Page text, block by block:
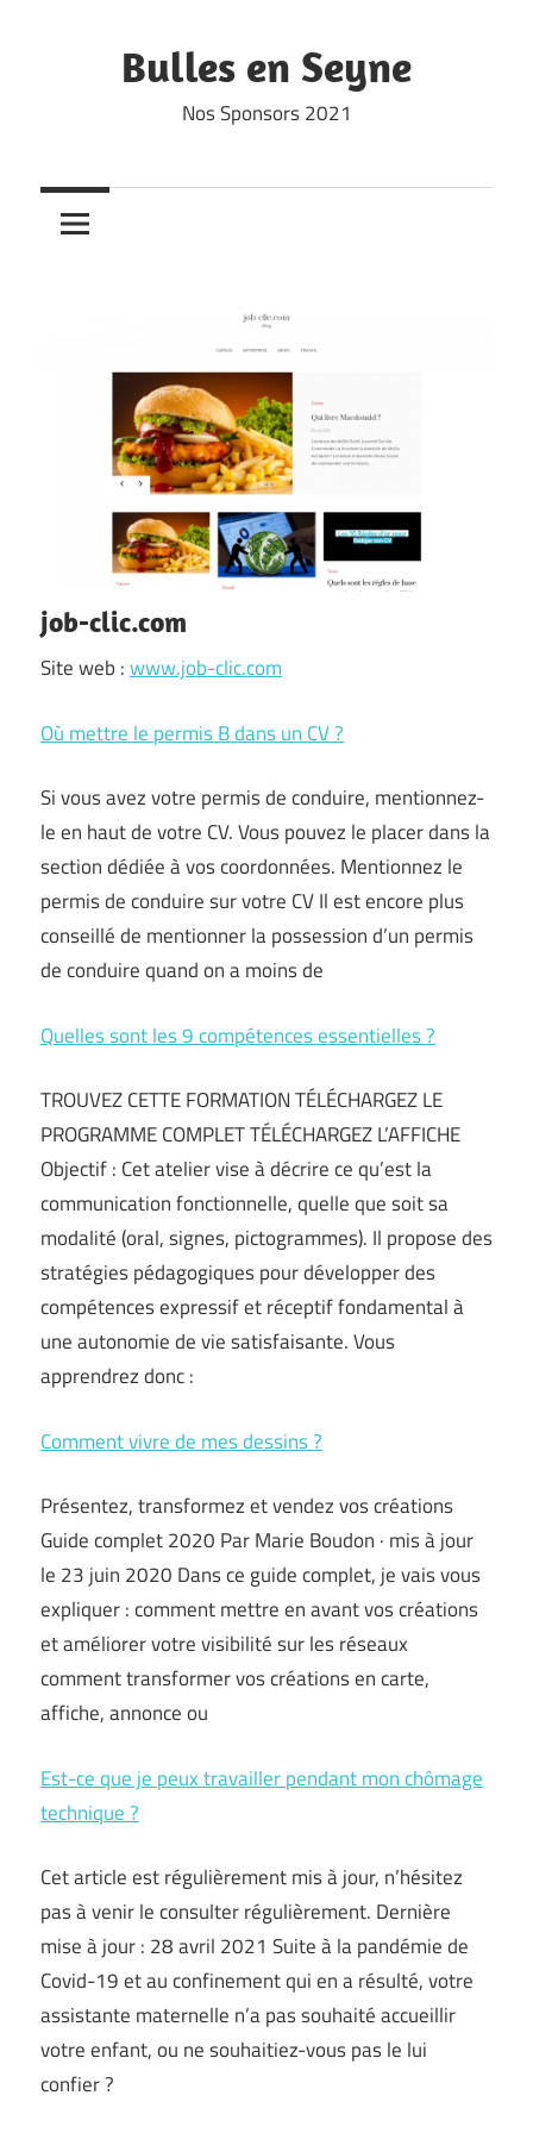
Bulles en Seyne
Nos Sponsors 2021
job-clic.com
Site web :www.job-clic.com
Où mettre le permis B dans un CV ?
Si vous avez votre permis de conduire, mentionnez-
le en haut de votre CV. Vous pouvez le placer dans la
section dédiée à vos coordonnées. Mentionnez le
permis de conduire sur votre CV Il est encore plus
conseillé de mentionner la possession d’un permis
de conduire quand on a moins de
Quelles sont les 9 compétences essentielles ?
TROUVEZ CETTE FORMATION TÉLÉCHARGEZ LE
PROGRAMME COMPLET TÉLÉCHARGEZ L’AFFICHE
Objectif : Cet atelier vise à décrire ce qu’est la
communication fonctionnelle, quelle que soit sa
modalité (oral, signes, pictogrammes). Il propose des
stratégies pédagogiques pour développer des
compétences expressif et réceptif fondamental à
une autonomie de vie satisfaisante. Vous
apprendrez donc :
Comment vivre de mes dessins ?
Présentez, transformez et vendez vos créations
Guide complet 2020 Par Marie Boudon · mis à jour
le 23 juin 2020 Dans ce guide complet, je vais vous
expliquer : comment mettre en avant vos créations
et améliorer votre visibilité sur les réseaux
comment transformer vos créations en carte,
affiche, annonce ou
Est-ce que je peux travailler pendant mon chômage
technique ?
Cet article est régulièrement mis à jour, n’hésitez
pas à venir le consulter régulièrement. Dernière
mise à jour : 28 avril 2021 Suite à la pandémie de
Covid-19 et au confinement qui en a résulté, votre
assistante maternelle n’a pas souhaité accueillir
votre enfant, ou ne souhaitiez-vous pas le lui
confier ?